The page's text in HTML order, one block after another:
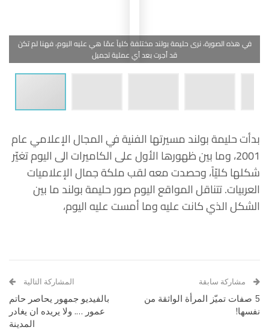
في هذه الصورة، نرى حليمة بولند مختلفة كلياً عمّا هي عليه اليوم، فهنا لم تكن
قد أجرت بعد أي عملية تجميل
بدأت حليمة بولند مسيرتها الفنية في المجال الإعلامي عام
2001، وما بين ظهورها الأول على الكاميرات الى اليوم تغيّر
شكلها كليّاً، وحصدت معه لقب ملكة جمال الإعلاميات
العربيات. تتناقل المواقع اليوم صور حليمة بولند ما بين
الشكل الذي كانت عليه وما أمست عليه اليوم،
مشاركة سابقة
5 صفات تميّز المرأة الواثقة من
نفسها!
المشاركة التالية
بالفيديو جمهور يحاصر حاتم
عمور …. ولا يريده ان يغادر
المدينة